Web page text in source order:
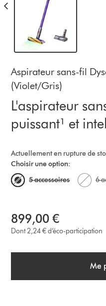
Aspirateur sans-fil
(Violet/Gris)
L'aspirateur
puissant¹ et
Actuellement en rupture de
Choisir une option:
5 accessoires
6
899,00 €
Dont 2,24 € d’éco-participation
Me